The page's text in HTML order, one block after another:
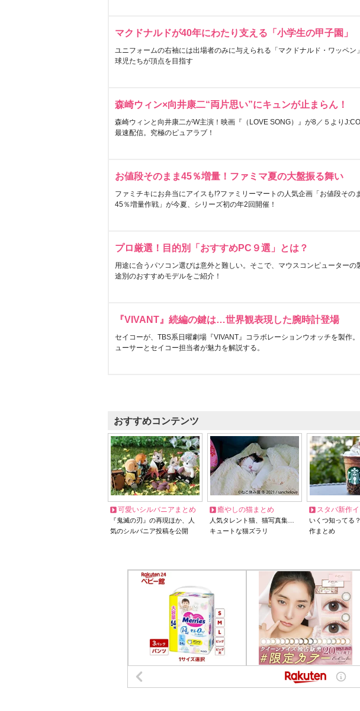
マクドナルドが40年にわたり支える「小学生の甲子園」
ユニフォームの右袖には出場者のみに与えられる「マクドナルド・ワッペン
球児たちが頂点を目指す
森崎ウィン×向井康二“両片思い”にキュンが止まらん！
森崎ウィンと向井康二がW主演！映画『（LOVE SONG）』が8／５より
最速配信。究極のピュアラブ！
お値段そのまま45％増量！ファミマ夏の大盤振る舞い
ファミチキにお弁当にアイスも!?ファミリーマートの人気企画「お値段その
45％増量作戦」が今夏、シリーズ初の年2回開催！
プロ厳選！目的別「おすすめPC９選」とは？
用途に合うパソコン選びは意外と難しい。そこで、マウスコンピューターの
途別のおすすめモデルをご紹介！
『VIVANT』続編の鍵は…世界観表現した腕時計登場
セイコーが、TBS系日曜劇場『VIVANT』コラボレーションウオッチを製作
ューサーとセイコー担当者が魅力を解説する。
おすすめコンテンツ
可愛いシルバニアまとめ
『鬼滅の刃』の再現ほか、人
気のシルバニア投稿を公開
癒やしの猫まとめ
人気タレント猫、猫写真集…
キュートな猫ズラリ
スタバ新作イ
いくつ知ってる
作まとめ